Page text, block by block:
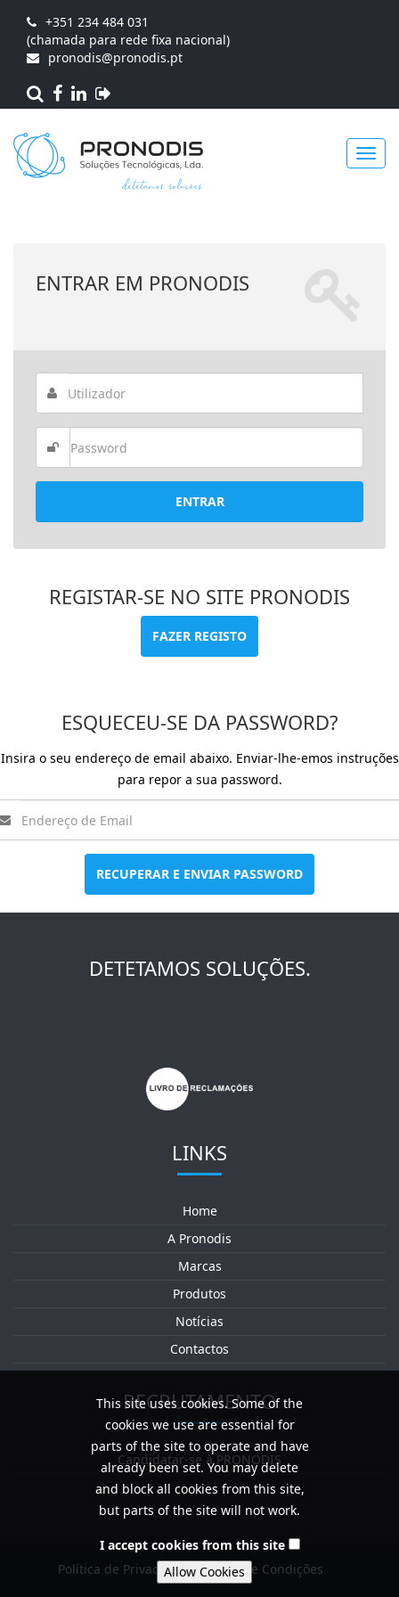
+351 234 484 031
(chamada para rede fixa nacional)
pronodis@pronodis.pt
ENTRAR EM PRONODIS
ENTRAR
REGISTAR-SE NO SITE PRONODIS
FAZER REGISTO
ESQUECEU-SE DA PASSWORD?
Insira o seu endereço de email abaixo. Enviar-lhe-emos instruções
para repor a sua password.
RECUPERAR E ENVIAR PASSWORD
DETETAMOS SOLUÇÕES.
LINKS
Home
A Pronodis
Marcas
Produtos
Notícias
Contactos
RECRUTAMENTO
Candidatar-se à PRONODIS
Política de Privacidade / Termos e Condições
This site uses cookies. Some of the
cookies we use are essential for
parts of the site to operate and have
already been set. You may delete
and block all cookies from this site,
but parts of the site will not work.
I accept cookies from this site